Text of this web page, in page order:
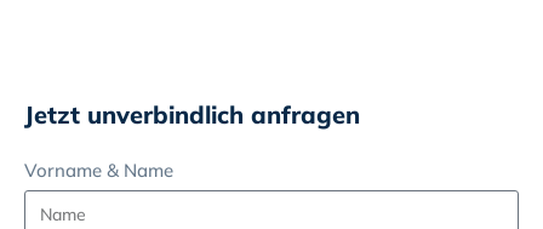
Jetzt unverbindlich anfragen
Vorname & Name